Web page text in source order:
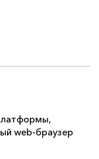
web-браузер